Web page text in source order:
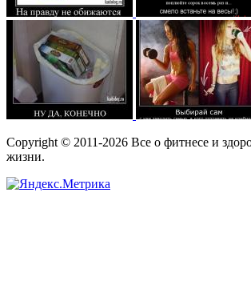
Copyright © 2011-2026 Все о фитнесе и
жизни.